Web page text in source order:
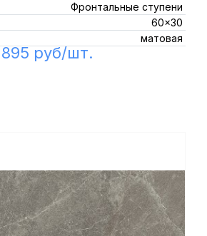
Фронтальные ступени
60x30
матовая
895 руб/шт.